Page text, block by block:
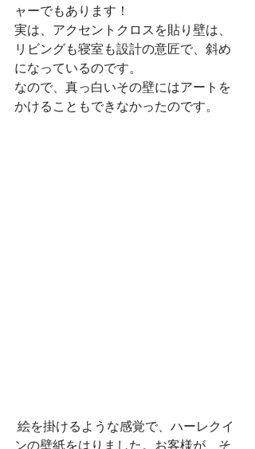
ャーでもあります！
実は、アクセントクロスを貼り壁は、
リビングも寝室も設計の意匠で、斜め
になっているのです。
なので、真っ白いその壁にはアートを
かけることもできなかったのです。
ンの壁紙をはりました。お客様が、そ